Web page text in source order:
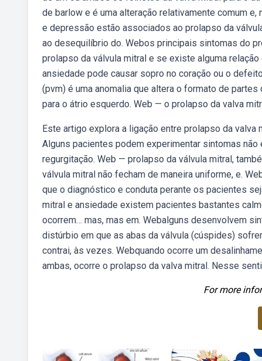
de barlow e é uma alteração relativamente comum
e depressão estão associados ao prolapso da
ao desequilíbrio do. Webos principais sintomas do
prolapso da válvula mitral e se existe alguma
ansiedade pode causar sopro no coração ou o
(pvm) é uma anomalia que altera o formato de
para o átrio esquerdo. Web — o prolapso da valva
Este artigo explora a ligação entre prolapso da
Alguns pacientes podem experimentar sintomas
regurgitação. Web — prolapso da válvula mitral,
válvula mitral não fecham de maneira uniforme, e.
que o diagnóstico e conduta perante os pacientes
mitral e ansiedade existem pacientes bastantes
ocorrem… mas, mas em. Webalguns desenvolvem
distúrbio em que as abas da válvula (cúspides)
contrai, às vezes. Webquando ocorre um
ambas, ocorre o prolapso da valva mitral. Nesse
For more